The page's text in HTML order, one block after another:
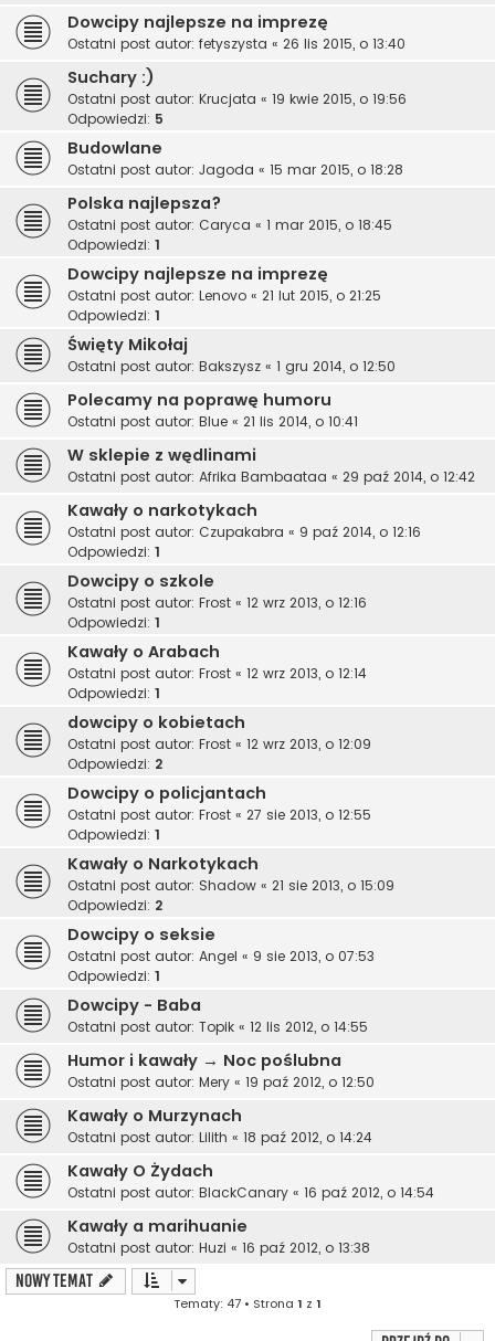
Dowcipy najlepsze na imprezę
Ostatni post autor: fetyszysta « 26 lis 2015, o 13:40
Suchary :)
Ostatni post autor: Krucjata « 19 kwie 2015, o 19:56
Odpowiedzi: 5
Budowlane
Ostatni post autor: Jagoda « 15 mar 2015, o 18:28
Polska najlepsza?
Ostatni post autor: Caryca « 1 mar 2015, o 18:45
Odpowiedzi: 1
Dowcipy najlepsze na imprezę
Ostatni post autor: Lenovo « 21 lut 2015, o 21:25
Odpowiedzi: 1
Święty Mikołaj
Ostatni post autor: Bakszysz « 1 gru 2014, o 12:50
Polecamy na poprawę humoru
Ostatni post autor: Blue « 21 lis 2014, o 10:41
W sklepie z wędlinami
Ostatni post autor: Afrika Bambaataa « 29 paź 2014, o 12:42
Kawały o narkotykach
Ostatni post autor: Czupakabra « 9 paź 2014, o 12:16
Odpowiedzi: 1
Dowcipy o szkole
Ostatni post autor: Frost « 12 wrz 2013, o 12:16
Odpowiedzi: 1
Kawały o Arabach
Ostatni post autor: Frost « 12 wrz 2013, o 12:14
Odpowiedzi: 1
dowcipy o kobietach
Ostatni post autor: Frost « 12 wrz 2013, o 12:09
Odpowiedzi: 2
Dowcipy o policjantach
Ostatni post autor: Frost « 27 sie 2013, o 12:55
Odpowiedzi: 1
Kawały o Narkotykach
Ostatni post autor: Shadow « 21 sie 2013, o 15:09
Odpowiedzi: 2
Dowcipy o seksie
Ostatni post autor: Angel « 9 sie 2013, o 07:53
Odpowiedzi: 1
Dowcipy - Baba
Ostatni post autor: Topik « 12 lis 2012, o 14:55
Humor i kawały → Noc poślubna
Ostatni post autor: Mery « 19 paź 2012, o 12:50
Kawały o Murzynach
Ostatni post autor: Lilith « 18 paź 2012, o 14:24
Kawały O Żydach
Ostatni post autor: BlackCanary « 16 paź 2012, o 14:54
Kawały a marihuanie
Ostatni post autor: Huzi « 16 paź 2012, o 13:38
NOWY TEMAT
Tematy: 47 • Strona 1 z 1